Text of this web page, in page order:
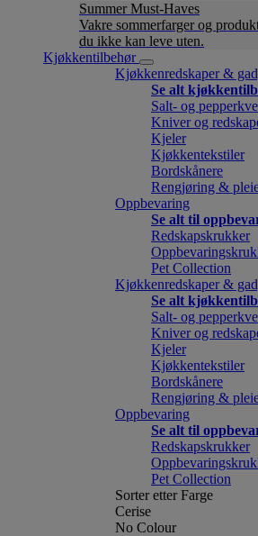
Summer Must-Haves
Vakre sommerfarger og
du ikke kan leve uten.
Kjøkkentilbehør
Kjøkkenredskaper &
Se alt
Salt- og
Kniver og
Kjeler
Kjøkkentekstiler
Bordskånere
Rengjøring &
Oppbevaring
Se alt til
Redskapskrukker
Pet Collection
Kjøkkenredskaper &
Se alt
Salt- og
Kniver og
Kjeler
Kjøkkentekstiler
Bordskånere
Rengjøring &
Oppbevaring
Se alt til
Redskapskrukker
Pet Collection
Sorter etter Farge
Cerise
No Colour